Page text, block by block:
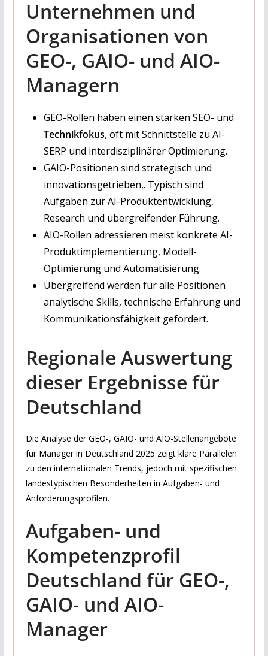
Unternehmen und
Organisationen von
GEO-, GAIO- und AIO-
Managern
GEO-Rollen haben einen starken SEO- und
Technikfokus, oft mit Schnittstelle zu AI-
SERP und interdisziplinärer Optimierung.
GAIO-Positionen sind strategisch und
innovationsgetrieben,. Typisch sind
Aufgaben zur AI-Produktentwicklung,
Research und übergreifender Führung.
AIO-Rollen adressieren meist konkrete AI-
Produktimplementierung, Modell-
Optimierung und Automatisierung.
Übergreifend werden für alle Positionen
analytische Skills, technische Erfahrung und
Kommunikationsfähigkeit gefordert.
Regionale Auswertung
dieser Ergebnisse für
Deutschland
Die Analyse der GEO-, GAIO- und AIO-Stellenangebote
für Manager in Deutschland 2025 zeigt klare Parallelen
zu den internationalen Trends, jedoch mit spezifischen
landestypischen Besonderheiten in Aufgaben- und
Anforderungsprofilen.
Aufgaben- und
Kompetenzprofil
Deutschland für GEO-,
GAIO- und AIO-
Manager